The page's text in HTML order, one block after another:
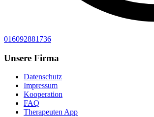
016092881736
Unsere Firma
Datenschutz
Impressum
Kooperation
FAQ
Therapeuten App